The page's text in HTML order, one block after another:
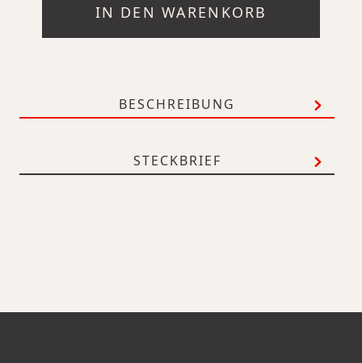
IN DEN WARENKORB
BESCHREIBUNG
STECKBRIEF